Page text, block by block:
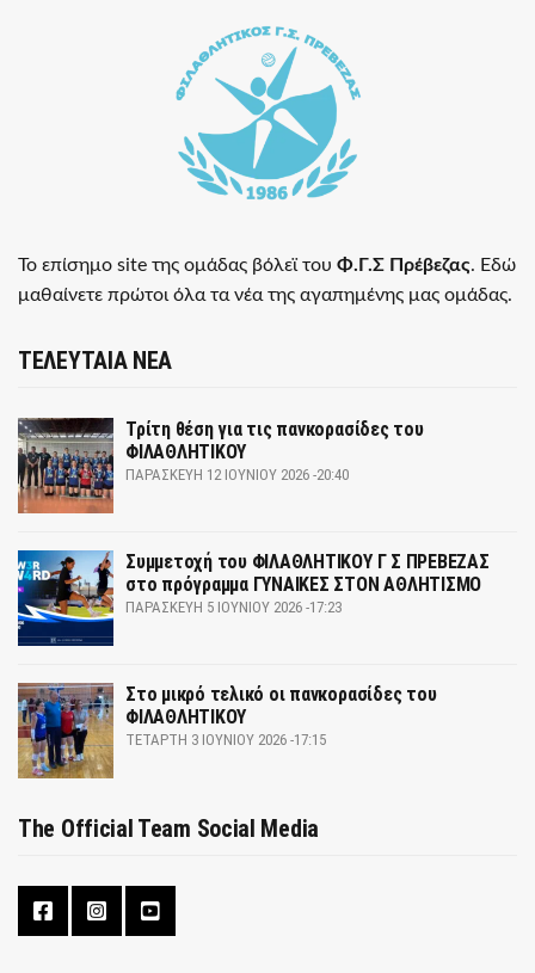
Το επίσημο site της ομάδας βόλεϊ του Φ.Γ.Σ Πρέβεζας. Εδώ
μαθαίνετε πρώτοι όλα τα νέα της αγαπημένης μας ομάδας.
ΤΕΛΕΥΤΑΙΑ ΝΕΑ
Τρίτη θέση για τις πανκορασίδες του
ΦΙΛΑΘΛΗΤΙΚΟΥ
ΠΑΡΑΣΚΕΥΉ 12 ΙΟΥΝΊΟΥ 2026 -20:40
Συμμετοχή του ΦΙΛΑΘΛΗΤΙΚΟΥ Γ Σ ΠΡΕΒΕΖΑΣ
στο πρόγραμμα ΓΥΝΑΙΚΕΣ ΣΤΟΝ ΑΘΛΗΤΙΣΜΟ
ΠΑΡΑΣΚΕΥΉ 5 ΙΟΥΝΊΟΥ 2026 -17:23
Στο μικρό τελικό οι πανκορασίδες του
ΦΙΛΑΘΛΗΤΙΚΟΥ
ΤΕΤΆΡΤΗ 3 ΙΟΥΝΊΟΥ 2026 -17:15
The Official Team Social Media